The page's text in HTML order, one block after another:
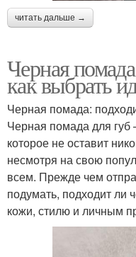
читать дальше →
Черная
как выбрать
Черная помада:
Черная помада для губ
которое не оставит
несмотря на свою
всем. Прежде чем
подумать, подходит ли
кожи, стилю и личным